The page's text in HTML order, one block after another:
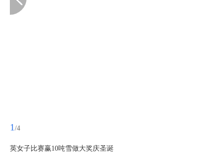
1 /4
英女子比赛赢10吨雪做大奖庆圣诞